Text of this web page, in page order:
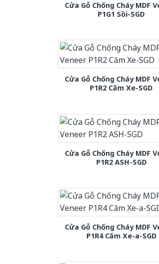
Cửa Gỗ Chống Cháy MDF
P1G1 Sồi-SGD
Cửa Gỗ Chống Cháy MDF
P1R2 Căm Xe-SGD
Cửa Gỗ Chống Cháy MDF
P1R2 ASH-SGD
Cửa Gỗ Chống Cháy MDF
P1R4 Căm Xe-a-SGD